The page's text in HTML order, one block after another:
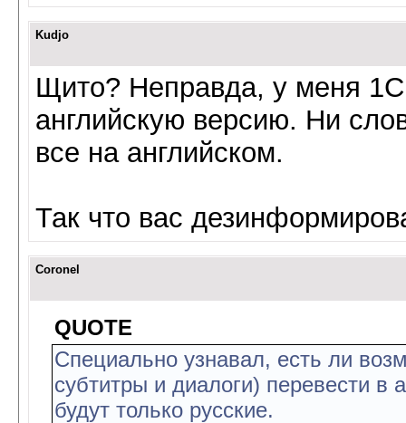
Kudjo
Щито? Неправда, у меня
английскую версию. Ни
все на английском.
Так что вас
Coronel
QUOTE
Специально узнавал, есть ли
субтитры и диалоги) перевести в
будут только русские.